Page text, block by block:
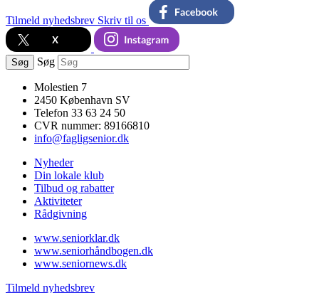
Tilmeld nyhedsbrev Skriv til os
Søg Søg
Molestien 7
2450 København SV
Telefon 33 63 24 50
CVR nummer: 89166810
info@fagligsenior.dk
Nyheder
Din lokale klub
Tilbud og rabatter
Aktiviteter
Rådgivning
www.seniorklar.dk
www.seniorhåndbogen.dk
www.seniornews.dk
Tilmeld nyhedsbrev